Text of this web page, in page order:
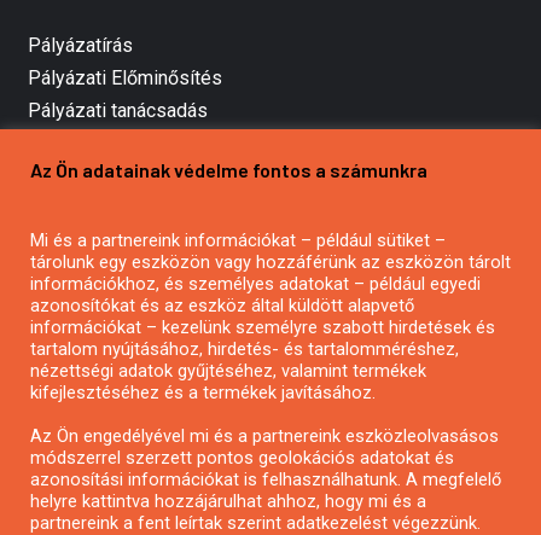
Pályázatírás
Pályázati Előminősítés
Pályázati tanácsadás
Mezőgazdasági pályázatírás
Pályázatírás civil szervezeteknek
Pályázatírás önkormányzatoknak
Pályázatfigyelés
Specifikus pályázatfigyelés vagy hírlevél
Pályázatok magánszemélyeknek
Az Ön adatainak védelme fontos a számunkra
Mi és a partnereink információkat – például sütiket –
tárolunk egy eszközön vagy hozzáférünk az eszközön tárolt
információkhoz, és személyes adatokat – például egyedi
azonosítókat és az eszköz által küldött alapvető
információkat – kezelünk személyre szabott hirdetések és
tartalom nyújtásához, hirdetés- és tartalomméréshez,
nézettségi adatok gyűjtéséhez, valamint termékek
kifejlesztéséhez és a termékek javításához.
Az Ön engedélyével mi és a partnereink eszközleolvasásos
módszerrel szerzett pontos geolokációs adatokat és
azonosítási információkat is felhasználhatunk. A megfelelő
helyre kattintva hozzájárulhat ahhoz, hogy mi és a
partnereink a fent leírtak szerint adatkezelést végezzünk.